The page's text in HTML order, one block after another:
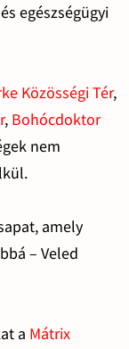
egészségügyi
Közösségi Tér,
, Bohócdoktor
nem
amely
– Veled
a Mátrix